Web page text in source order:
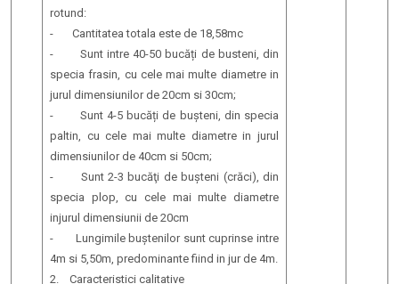
rotund:
- Cantitatea totala este de 18,58mc
- Sunt intre 40-50 bucăți de busteni, din
specia frasin, cu cele mai multe diametre in
jurul dimensiunilor de 20cm si 30cm;
- Sunt 4-5 bucăți de bușteni, din specia
paltin, cu cele mai multe diametre in jurul
dimensiunilor de 40cm si 50cm;
- Sunt 2-3 bucăţi de bușteni (crăci), din
specia plop, cu cele mai multe diametre
injurul dimensiunii de 20cm
- Lungimile buștenilor sunt cuprinse intre
4m si 5,50m, predominante fiind in jur de 4m.
2. Caracteristici calitative